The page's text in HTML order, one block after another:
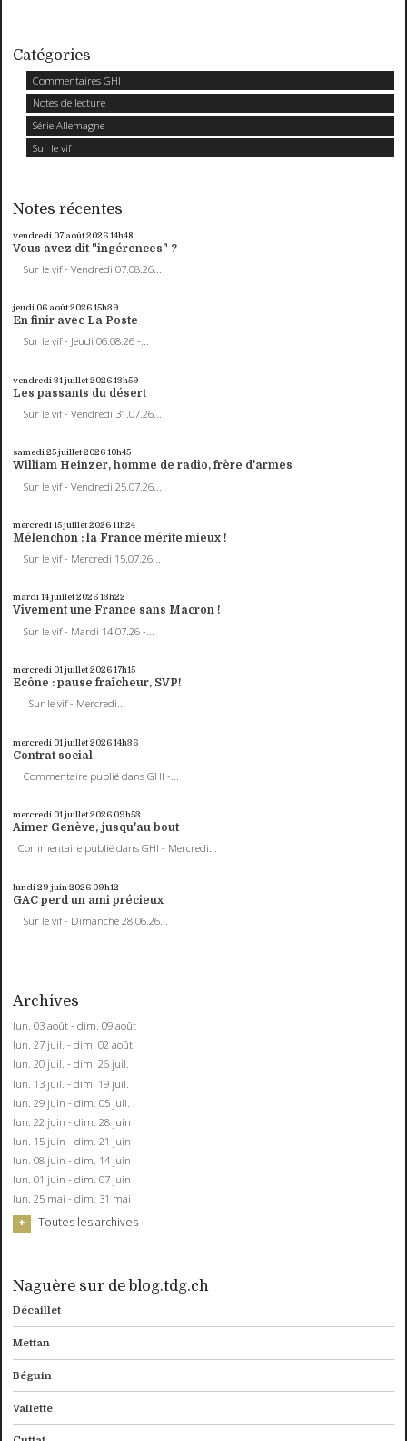
Catégories
Commentaires GHI
Notes de lecture
Série Allemagne
Sur le vif
Notes récentes
vendredi 07 août 202614h48
Vous avez dit "ingérences" ?
Sur le vif - Vendredi 07.08.26...
jeudi 06 août 202615h39
En finir avec La Poste
Sur le vif - Jeudi 06.08.26 -...
vendredi 31 juillet 202613h59
Les passants du désert
Sur le vif - Vendredi 31.07.26...
samedi 25juillet 202610h45
William Heinzer, homme de radio, frère d'armes
Sur le vif - Vendredi 25.07.26...
mercredi 15juillet 202611h24
Mélenchon : la France mérite mieux !
Sur le vif - Mercredi 15.07.26...
mardi 14juillet 202613h22
Vivement une France sans Macron !
Sur le vif - Mardi 14.07.26 -...
mercredi 01 juillet 202617h15
Ecône : pause fraîcheur, SVP!
Sur le vif - Mercredi...
mercredi 01 juillet 202614h36
Contrat social
Commentaire publié dans GHI -...
mercredi 01 juillet 2026 09h53
Aimer Genève, jusqu'au bout
Commentaire publié dans GHI - Mercredi...
lundi 29 juin 2026 09h12
GAC perd un ami précieux
Sur le vif - Dimanche 28.06.26...
Archives
lun. 03 août - dim. 09 août
lun. 27 juil. - dim. 02 août
lun. 20 juil. - dim. 26 juil.
lun. 13 juil. - dim. 19 juil.
lun. 29 juin - dim. 05 juil.
lun. 22 juin - dim. 28 juin
lun. 15 juin - dim. 21 juin
lun. 08 juin - dim. 14 juin
lun. 01 juin - dim. 07 juin
lun. 25 mai - dim. 31 mai
Toutes les archives
Naguère sur de blog.tdg.ch
Décaillet
Mettan
Béguin
Vallette